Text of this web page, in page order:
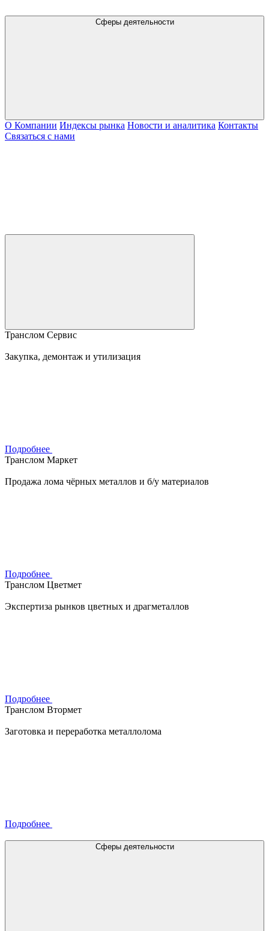
Сферы деятельности
О Компании Индексы рынка Новости и аналитика Контакты
Связаться с нами
Транслом Сервис
Закупка, демонтаж и утилизация
Подробнее
Транслом Маркет
Продажа лома чёрных металлов и б/у материалов
Подробнее
Транслом Цветмет
Экспертиза рынков цветных и драгметаллов
Подробнее
Транслом Втормет
Заготовка и переработка металлолома
Подробнее
Сферы деятельности